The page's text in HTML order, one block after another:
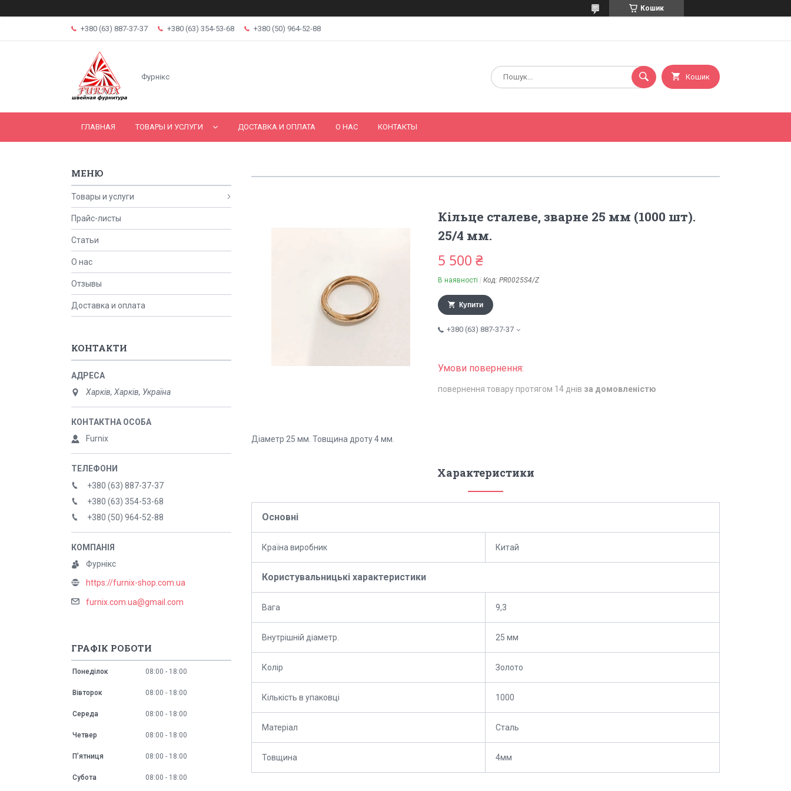
Кошик
+380 (63) 887-37-37 +380 (63) 354-53-68 +380 (50) 964-52-88
Фурнікс Кошик
ГЛАВНАЯ ТОВАРЫ И УСЛУГИ ДОСТАВКА И ОПЛАТА О НАС КОНТАКТЫ
Кільце сталеве, зварне 25 мм (1000 шт).
25/4 мм.
5 500 ₴
В наявності Код: PR0025S4/Z
Купити
+380 (63) 887-37-37
повернення товару протягом 14 днів за домовленістю
Діаметр 25 мм. Товщина дроту 4 мм.
Характеристики
Основні
Країна виробник Китай
Користувальницькі характеристики
Вага 9,3
Внутрішній діаметр. 25 мм
Колір Золото
Кількість в упаковці 1000
Матеріал Сталь
Товщина 4мм
Товары и услуги
Прайс-листы
Статьи
О нас
Отзывы
Доставка и оплата
КОНТАКТИ
Харків, Харків, Україна
Furnix
+380 (63) 887-37-37
+380 (63) 354-53-68
+380 (50) 964-52-88
Фурнікс
https://furnix-shop.com.ua
furnix.com.ua@gmail.com
ГРАФІК РОБОТИ
Понеділок 08:00 18:00
Вівторок 08:00 18:00
Середа 08:00 18:00
Четвер 08:00 18:00
Пʼятниця 08:00 18:00
Субота 08:00 18:00